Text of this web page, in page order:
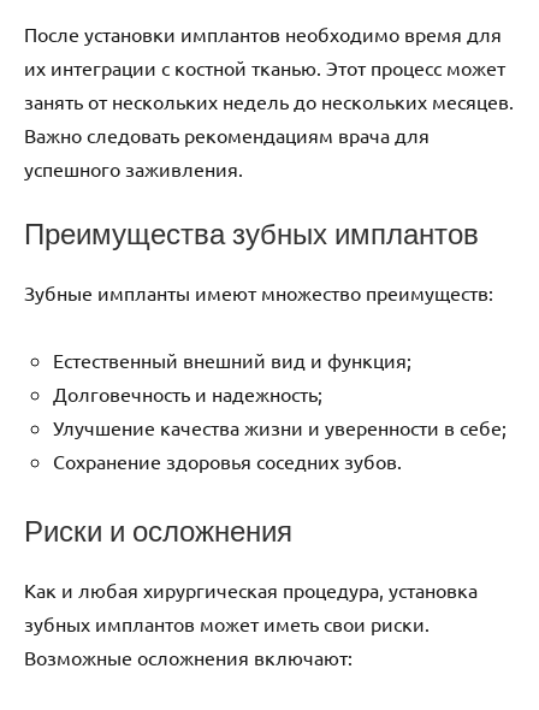
После установки имплантов необходимо время для
их интеграции с костной тканью. Этот процесс может
занять от нескольких недель до нескольких месяцев.
Важно следовать рекомендациям врача для
успешного заживления.
Преимущества зубных имплантов
Зубные импланты имеют множество преимуществ:
Естественный внешний вид и функция;
Долговечность и надежность;
Улучшение качества жизни и уверенности в себе;
Сохранение здоровья соседних зубов.
Риски и осложнения
Как и любая хирургическая процедура, установка
зубных имплантов может иметь свои риски.
Возможные осложнения включают: